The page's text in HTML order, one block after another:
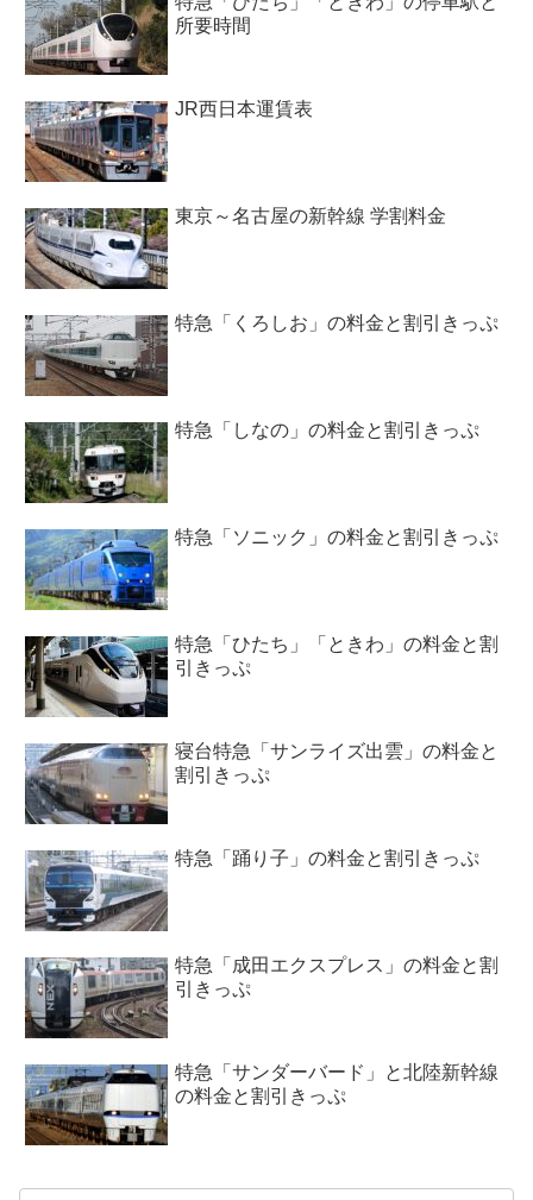
所要時間
JR西日本運賃表
東京～名古屋の新幹線 学割料金
特急「くろしお」の料金と割引きっぷ
特急「しなの」の料金と割引きっぷ
特急「ソニック」の料金と割引きっぷ
特急「ひたち」「ときわ」の料金と割
引きっぷ
寝台特急「サンライズ出雲」の料金と
割引きっぷ
特急「踊り子」の料金と割引きっぷ
特急「成田エクスプレス」の料金と割
引きっぷ
特急「サンダーバード」と北陸新幹線
の料金と割引きっぷ